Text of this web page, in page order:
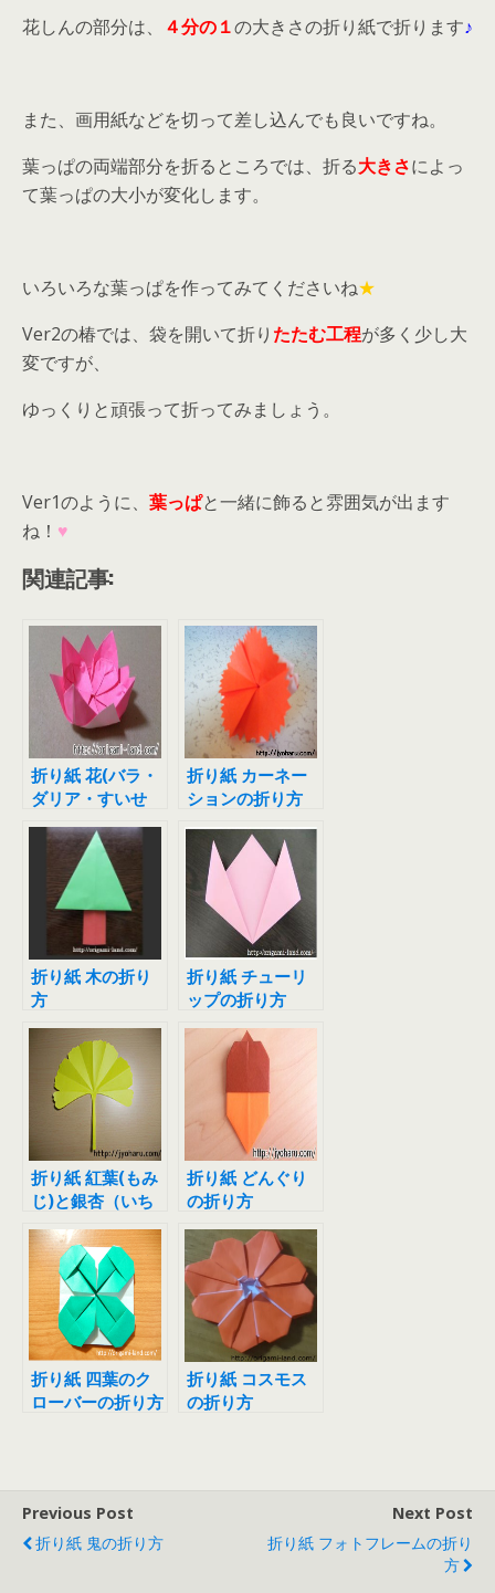
花しんの部分は、
４分の１の大きさの折り紙で折ります♪
また、画用紙などを切って差し込んでも良いですね。
葉っぱの両端部分を折るところでは、折る大きさによっ
て葉っぱの大小が変化します。
いろいろな葉っぱを作ってみてくださいね★
Ver2の椿では、袋を開いて折り たたむ工程が多く少し大
変ですが、
ゆっくりと頑張って折ってみましょう。
Ver1のように、 葉っぱと一緒に飾ると雰囲気が出ます
ね！ ♥
関連記事:
折り紙 花(バラ・
ダリア・すいせ
ん)の折り方
折り紙 カーネー
ションの折り方
折り紙 木の折り
方
折り紙 チューリ
ップの折り方
折り紙 紅葉(もみ
じ)と銀杏（いち
ょう）の折り方
折り紙 どんぐり
の折り方
折り紙 四葉のク
ローバーの折り方
折り紙 コスモス
の折り方
Previous Post
折り紙 鬼の折り方
Next Post
折り紙 フォトフレームの折り
方